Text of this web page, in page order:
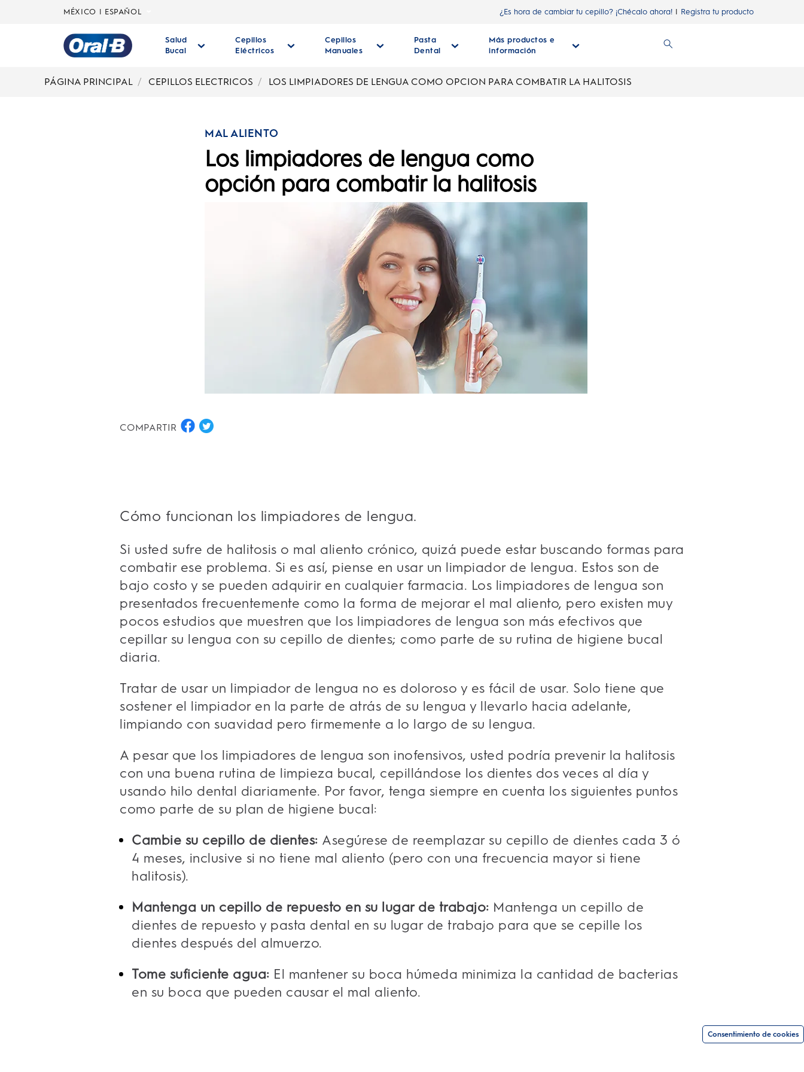
MÉXICO | ESPAÑOL ¿Es hora de cambiar tu cepillo? ¡Chécalo ahora! Registra tu producto
principal
Salud
Bucal
Cepillos
Eléctricos
Cepillos
Manuales
Pasta
Dental
Más productos e
información
PÁGINA PRINCIPAL CEPILLOS ELECTRICOS LOS LIMPIADORES DE LENGUA COMO OPCION PARA COMBATIR LA HALITOSIS
MAL ALIENTO
Los limpiadores de lengua como
opción para combatir la halitosis
COMPARTIR
Cómo funcionan los limpiadores de lengua.
Si usted sufre de halitosis o mal aliento crónico, quizá puede estar buscando formas para
combatir ese problema. Si es así, piense en usar un limpiador de lengua. Estos son de
bajo costo y se pueden adquirir en cualquier farmacia. Los limpiadores de lengua son
presentados frecuentemente como la forma de mejorar el mal aliento, pero existen muy
pocos estudios que muestren que los limpiadores de lengua son más efectivos que
cepillar su lengua con su cepillo de dientes; como parte de su rutina de higiene bucal
diaria.
Tratar de usar un limpiador de lengua no es doloroso y es fácil de usar. Solo tiene que
sostener el limpiador en la parte de atrás de su lengua y llevarlo hacia adelante,
limpiando con suavidad pero firmemente a lo largo de su lengua.
A pesar que los limpiadores de lengua son inofensivos, usted podría prevenir la halitosis
con una buena rutina de limpieza bucal, cepillándose los dientes dos veces al día y
usando hilo dental diariamente. Por favor, tenga siempre en cuenta los siguientes puntos
como parte de su plan de higiene bucal:
Cambie su cepillo de dientes: Asegúrese de reemplazar su cepillo de dientes cada 3 ó
4 meses, inclusive si no tiene mal aliento (pero con una frecuencia mayor si tiene
halitosis).
Mantenga un cepillo de repuesto en su lugar de trabajo: Mantenga un cepillo de
dientes de repuesto y pasta dental en su lugar de trabajo para que se cepille los
dientes después del almuerzo.
Tome suficiente agua: El mantener su boca húmeda minimiza la cantidad de bacterias
en su boca que pueden causar el mal aliento.
Consentimiento de cookies